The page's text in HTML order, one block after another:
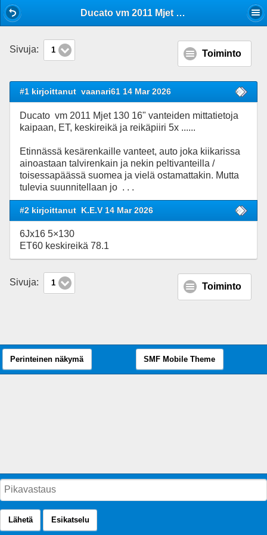
Ducato vm 2011 Mjet 130 vanteiden mittatietoja kaipaan, 16" . . .
Sivuja: 1 Toiminto
#1 kirjoittanut vaanari61 14 Mar 2026
Ducato vm 2011 Mjet 130 16" vanteiden mittatietoja
kaipaan, ET, keskireikä ja reikäpiiri 5x ......
Etinnässä kesärenkaille vanteet, auto joka kiikarissa
ainoastaan talvirenkain ja nekin peltivanteilla /
toisessapäässä suomea ja vielä ostamattakin. Mutta
tulevia suunnitellaan jo . . .
#2 kirjoittanut K.E.V 14 Mar 2026
6Jx16 5×130
ET60 keskireikä 78.1
Sivuja: 1 Toiminto
Lähetä Esikatselu
Perinteinen näkymä SMF Mobile Theme